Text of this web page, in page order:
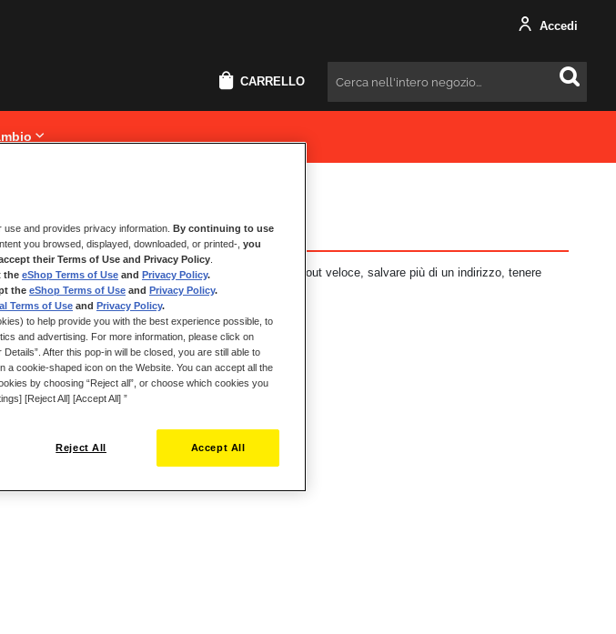
Accedi
CARRELLO Cercare
NUOVI CLIENTI
La creazione di un account ha molti vantaggi: check-out veloce, salvare più di un indirizzo, tenere
traccia degli ordini e altro ancora.
CREA UN ACCOUNT
and provides privacy information. By continuing to use
you browsed, displayed, downloaded, or printed-, you
their Terms of Use and Privacy Policy
the eShop Terms of Use and Privacy Policy.
the eShop Terms of Use and Privacy Policy.
Terms of Use and Privacy Policy.
to help provide you with the best experience possible, to
and advertising. For more information, please click on
After this pop-in will be closed, you are still able to
cookie-shaped icon on the Website. You can accept all the
by choosing “Reject all”, or choose which cookies you
[Reject All] [Accept All] ”
Reject All Accept All